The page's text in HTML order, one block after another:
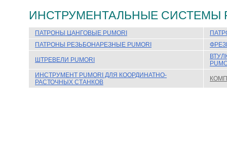
ИНСТРУМЕНТАЛЬНЫЕ СИСТЕМЫ
ПАТРОНЫ ЦАНГОВЫЕ PUMORI
ПАТРОНЫ РЕЗЬБОНАРЕЗНЫЕ PUMORI
ШТРЕВЕЛИ PUMORI
ИНСТРУМЕНТ PUMORI ДЛЯ КООРДИНАТНО-
РАСТОЧНЫХ СТАНКОВ